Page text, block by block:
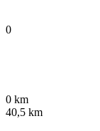
0
0 km
40,5 km